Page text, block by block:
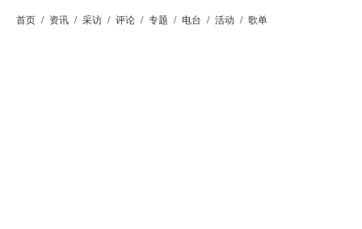
首页 / 资讯 / 采访 / 评论 / 专题 / 电台 / 活动 / 歌单